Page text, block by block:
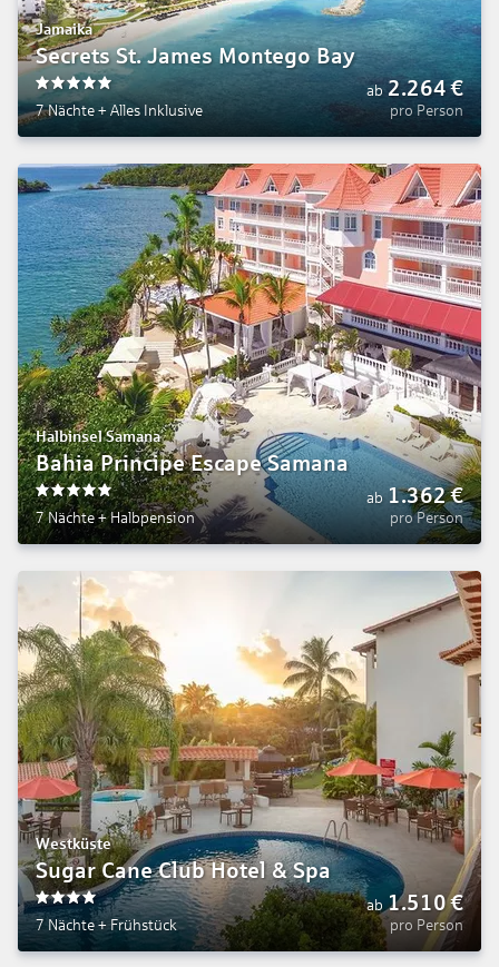
Jamaika
Secrets St. James Montego Bay
5
7 Nächte + Alles Inklusive
ab 2.264€
pro Person
Halbinsel Samana
Bahia Principe Escape Samana
5
7 Nächte+Halbpension
ab 1.362€
pro Person
Westküste
Sugar Cane Club Hotel & Spa
4
7 Nächte + Frühstück
ab 1.510€
pro Person